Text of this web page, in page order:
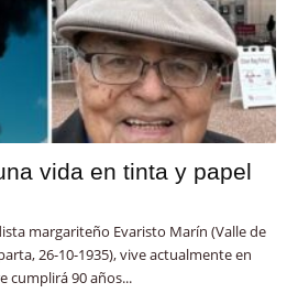
vida en tinta y papel
margariteño Evaristo Marín (Valle de
26-10-1935), vive actualmente en
cumplirá 90 años...